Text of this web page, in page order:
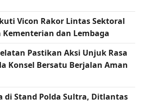
Vicon Rakor Lintas Sektoral
Kementerian dan Lembaga
Pastikan Aksi Unjuk Rasa
Konsel Bersatu Berjalan Aman
di Stand Polda Sultra, Ditlantas